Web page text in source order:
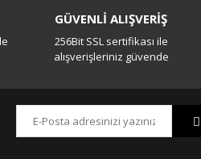
GÜVENLİ ALIŞVERİŞ
256Bit SSL sertifikası ile
alışverişleriniz güvende